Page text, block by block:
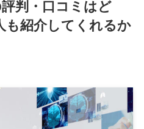
判・口コミはど
も紹介してくれるか